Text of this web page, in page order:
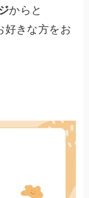
からと
好きな方をお